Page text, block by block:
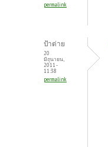
permalink
ป้าต่าย
20
มิถุนายน,
2011 -
11:38
permalink